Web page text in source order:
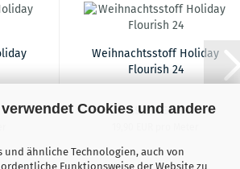
Cookies und andere
und ähnliche Technologien, auch von
Funktionsweise der Website zu
Weihnachtsstoff Holiday
Flourish 24
19,90 EUR